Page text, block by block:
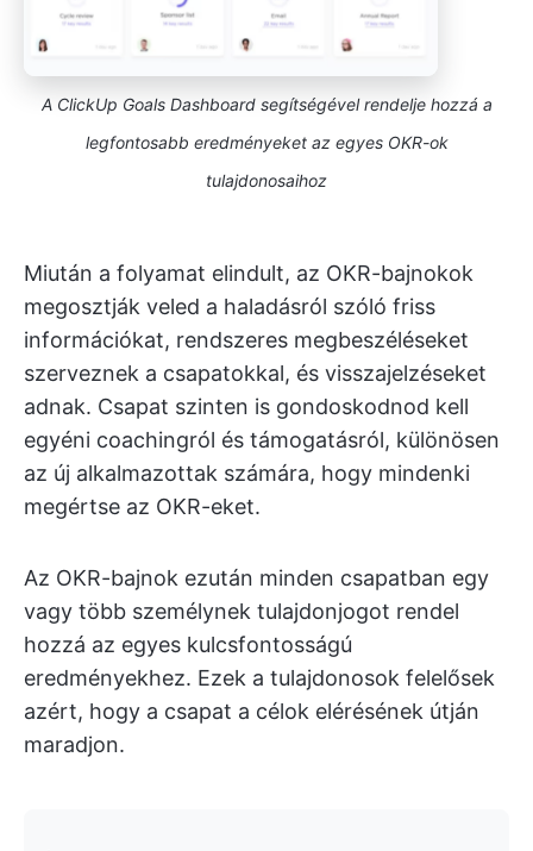
A ClickUp Goals Dashboard segítségével rendelje hozzá a
legfontosabb eredményeket az egyes OKR-ok
tulajdonosaihoz
Miután a folyamat elindult, az OKR-bajnokok
megosztják veled a haladásról szóló friss
információkat, rendszeres megbeszéléseket
szerveznek a csapatokkal, és visszajelzéseket
adnak. Csapat szinten is gondoskodnod kell
egyéni coachingról és támogatásról, különösen
az új alkalmazottak számára, hogy mindenki
megértse az OKR-eket.
Az OKR-bajnok ezután minden csapatban egy
vagy több személynek tulajdonjogot rendel
hozzá az egyes kulcsfontosságú
eredményekhez. Ezek a tulajdonosok felelősek
azért, hogy a csapat a célok elérésének útján
maradjon.